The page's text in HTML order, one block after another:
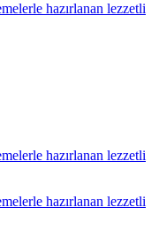
hazırlanan lezzetli
hazırlanan lezzetli
hazırlanan lezzetli